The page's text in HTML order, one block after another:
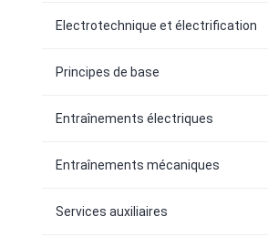
Electrotechnique et électrification
Principes de base
Entraînements électriques
Entraînements mécaniques
Services auxiliaires